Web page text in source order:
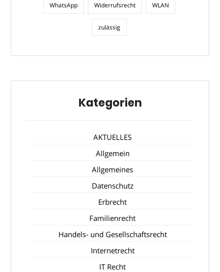
WhatsApp Widerrufsrecht WLAN
zulässig
Kategorien
AKTUELLES
Allgemein
Allgemeines
Datenschutz
Erbrecht
Familienrecht
Handels- und Gesellschaftsrecht
Internetrecht
IT Recht